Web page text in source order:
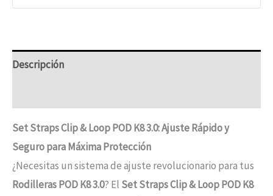
Descripción
Set Straps Clip & Loop POD K8 3.0: Ajuste Rápido y
Seguro para Máxima Protección
¿Necesitas un sistema de ajuste revolucionario para tus
Rodilleras POD K8 3.0? El Set Straps Clip & Loop POD K8